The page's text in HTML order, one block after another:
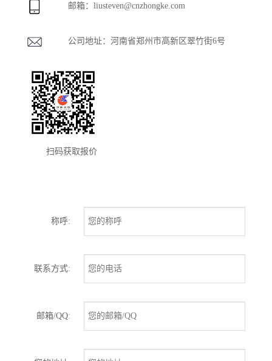
邮箱： liusteven@cnzhongke.com
公司地址：河南省郑州市高新区翠竹街6号
扫码获取报价
称呼:
联系方式:
邮箱/QQ: